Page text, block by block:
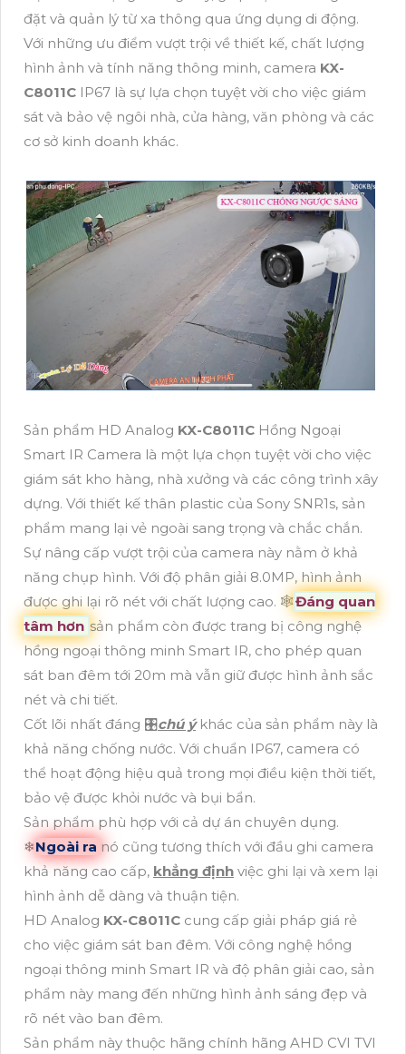
đặt và quản lý từ xa thông qua ứng dụng di động.
Với những ưu điểm vượt trội về thiết kế, chất lượng
hình ảnh và tính năng thông minh, camera KX-
C8011C IP67 là sự lựa chọn tuyệt vời cho việc giám
sát và bảo vệ ngôi nhà, cửa hàng, văn phòng và các
cơ sở kinh doanh khác.
Sản phẩm HD Analog KX-C8011C Hồng Ngoại
Smart IR Camera là một lựa chọn tuyệt vời cho việc
giám sát kho hàng, nhà xưởng và các công trình xây
dựng. Với thiết kế thân plastic của Sony SNR1s, sản
phẩm mang lại vẻ ngoài sang trọng và chắc chắn.
Sự nâng cấp vượt trội của camera này nằm ở khả
năng chụp hình. Với độ phân giải 8.0MP, hình ảnh
được ghi lại rõ nét với chất lượng cao. 🕸️Đáng quan
tâm hơn sản phẩm còn được trang bị công nghệ
hồng ngoại thông minh Smart IR, cho phép quan
sát ban đêm tới 20m mà vẫn giữ được hình ảnh sắc
nét và chi tiết.
Cốt lõi nhất đáng 🎛chú ý khác của sản phẩm này là
khả năng chống nước. Với chuẩn IP67, camera có
thể hoạt động hiệu quả trong mọi điều kiện thời tiết,
bảo vệ được khỏi nước và bụi bẩn.
Sản phẩm phù hợp với cả dự án chuyên dụng.
❄Ngoài ra nó cũng tương thích với đầu ghi camera
khả năng cao cấp, khẳng định việc ghi lại và xem lại
hình ảnh dễ dàng và thuận tiện.
HD Analog KX-C8011C cung cấp giải pháp giá rẻ
cho việc giám sát ban đêm. Với công nghệ hồng
ngoại thông minh Smart IR và độ phân giải cao, sản
phẩm này mang đến những hình ảnh sáng đẹp và
rõ nét vào ban đêm.
Sản phẩm này thuộc hãng chính hãng AHD CVI TVI